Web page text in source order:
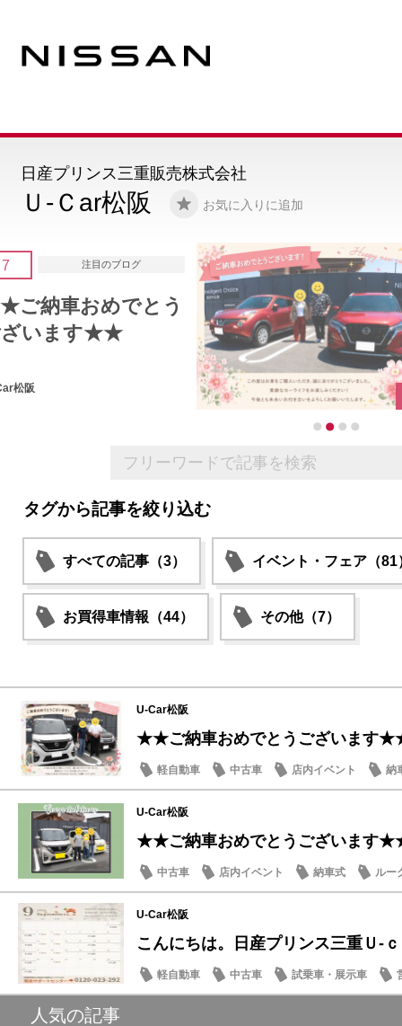
Ｕ-Ｃar松阪 お気に入りに追加
日産プリンス三重販売株式会社
注目のブログ
★★ご納車おめでとう
ございます★★
タグから記事を絞り込む
すべての記事（3） イベント・フェア（81
お買得車情報（44） その他（7）
U-Car松阪
★★ご納車おめでとうございます
軽自動車 中古車 店内イベント 納
U-Car松阪
★★ご納車おめでとうございます
中古車 店内イベント 納車式 ルー
U-Car松阪
こんにちは。日産プリンス三重Ｕ‐
軽自動車 中古車 試乗車・展示車
人気の記事